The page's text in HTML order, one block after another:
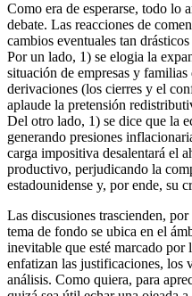
Como era de esperarse, todo lo
debate. Las reacciones de
cambios eventuales tan
Por un lado, 1) se elogia la
situación de empresas y
derivaciones (los cierres y el
aplaude la pretensión
Del otro lado, 1) se dice que la
generando presiones
carga impositiva desalentará el
productivo, perjudicando la
estadounidense y, por ende, su
Las discusiones trascienden,
tema de fondo se ubica en el
inevitable que esté marcado por
enfatizan las justificaciones, los
análisis. Como quiera, para